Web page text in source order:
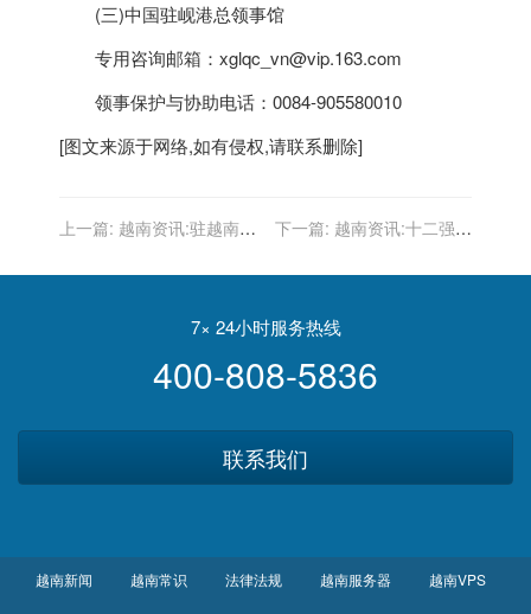
(三)中国驻岘港总领事馆
专用咨询邮箱：xglqc_vn@vip.163.com
领事保护与协助电话：0084-905580010
[图文来源于网络,如有侵权,请联系删除]
上一篇: 越南资讯:驻越南使
周年视频
下一篇: 越南资讯:十二强赛
言沙特想全胜，中国目标18
7× 24小时服务热线
400-808-5836
联系我们
越南新闻 越南常识 法律法规 越南服务器 越南VPS